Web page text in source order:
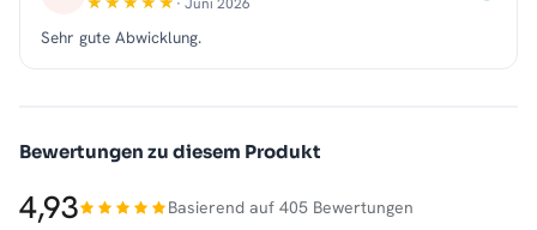
Sehr gute Abwicklung.
Bewertungen zu diesem Produkt
4,93 Basierend auf 405 Bewertungen